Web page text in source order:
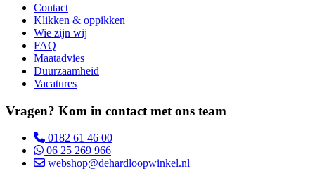
Contact
Klikken & oppikken
Wie zijn wij
FAQ
Maatadvies
Duurzaamheid
Vacatures
Vragen? Kom in contact met ons team
0182 61 46 00
06 25 269 966
webshop@dehardloopwinkel.nl